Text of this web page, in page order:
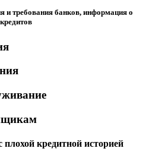
и требования банков, информация о
кредитной историей